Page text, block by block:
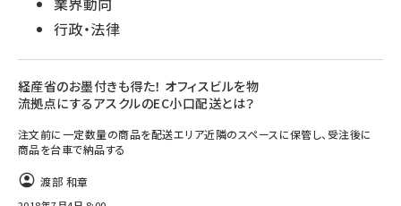
行政・法律
経産省のお墨付きも得た！ オフィスビルを物
流拠点にするアスクルのEC小口配送とは？
注文前に一定数量の商品を配送エリア近隣のスペースに保管し、受注後に
商品を台車で納品する
渡部 和章